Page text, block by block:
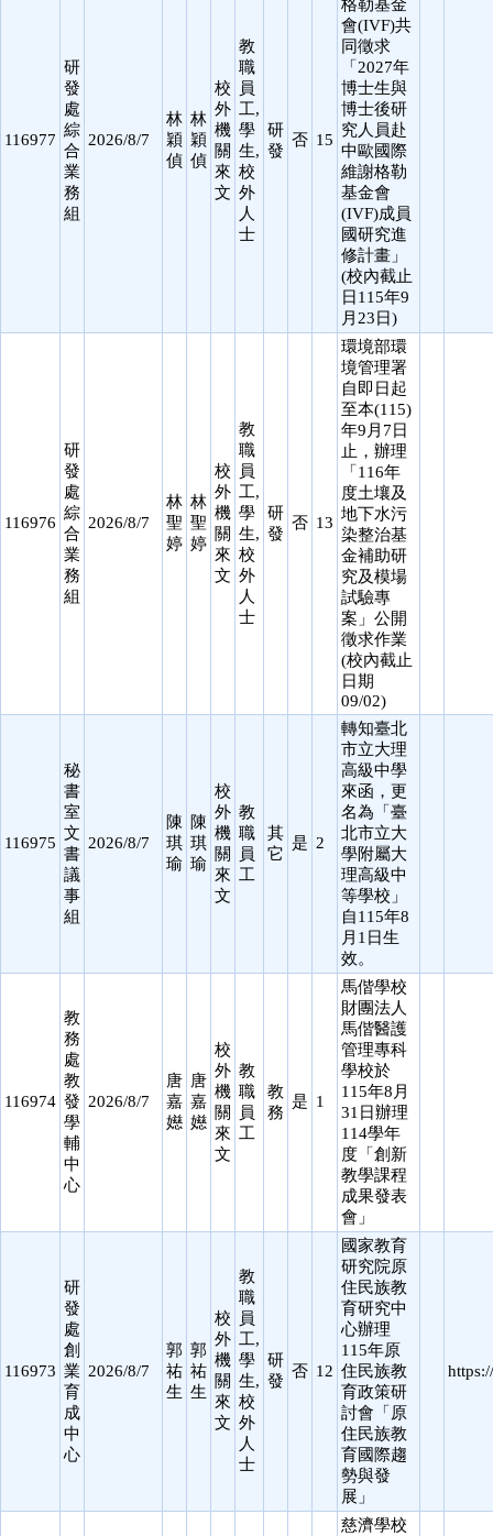
116977
研
發
處
綜
合
業
務
組
2026/8/7
林
穎
偵
林
穎
偵
校
外
機
關
來
文
教
職
員
工,
學
生,
校
外
人
士
研
發
否 15
格勒基金
會(IVF)共
同徵求
「2027年
博士生與
博士後研
究人員赴
中歐國際
維謝格勒
基金會
(IVF)成員
國研究進
修計畫」
(校內截止
日115年9
月23日)
116976
研
發
處
綜
合
業
務
組
2026/8/7
林
聖
婷
林
聖
婷
校
外
機
關
來
文
教
職
員
工,
學
生,
校
外
人
士
研
發
否 13
環境部環
境管理署
自即日起
至本(115)
年9月7日
止，辦理
「116年
度土壤及
地下水污
染整治基
金補助研
究及模場
試驗專
案」公開
徵求作業
(校內截止
日期
09/02)
116975
秘
書
室
文
書
議
事
組
2026/8/7
陳
琪
瑜
陳
琪
瑜
校
外
機
關
來
文
教
職
員
工
其
它
是 2
轉知臺北
市立大理
高級中學
來函，更
名為「臺
北市立大
學附屬大
理高級中
等學校」
自115年8
月1日生
效。
116974
教
務
處
教
發
學
輔
中
心
2026/8/7
唐
嘉
嬨
唐
嘉
嬨
校
外
機
關
來
文
教
職
員
工
教
務
是 1
馬偕學校
財團法人
馬偕醫護
管理專科
學校於
115年8月
31日辦理
114學年
度「創新
教學課程
成果發表
會」
116973
研
發
處
創
業
育
成
中
心
2026/8/7
郭
祐
生
郭
祐
生
校
外
機
關
來
文
教
職
員
工,
學
生,
校
外
人
士
研
發
否 12
國家教育
研究院原
住民族教
育研究中
心辦理
115年原
住民族教
育政策研
討會「原
住民族教
育國際趨
勢與發
展」
慈濟學校